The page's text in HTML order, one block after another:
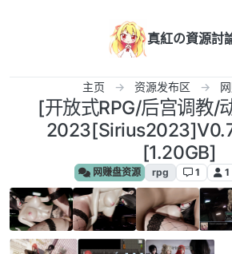
真紅の資源討
主页 资源发布区
[开放式RPG/后宫调教/
[1.20GB]
网赚盘资源 rpg 1 1